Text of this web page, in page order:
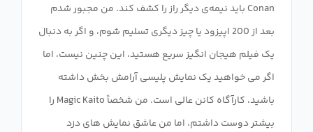
Conan باید نیمه‌ی دیگر راز را کشف کند. من مجبور شدم
بعد از 200 اپیزود یا چیز دیگری تسلیم شوم، و اگر به دنبال
یک فیلم هیجان انگیز سریع هستید، این چنین نیست، اما
اگر می خواهید یک نمایش پلیسی آرامش بخش داشته
باشید، کارآگاه کانن عالی است. من شخصاً Magic Kaito را
بیشتر دوست داشتم، اما من عاشق نمایش های دزد